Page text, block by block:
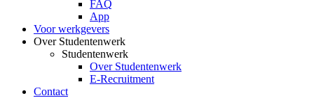
FAQ
App
Voor werkgevers
Over Studentenwerk
Studentenwerk
Over Studentenwerk
E-Recruitment
Contact